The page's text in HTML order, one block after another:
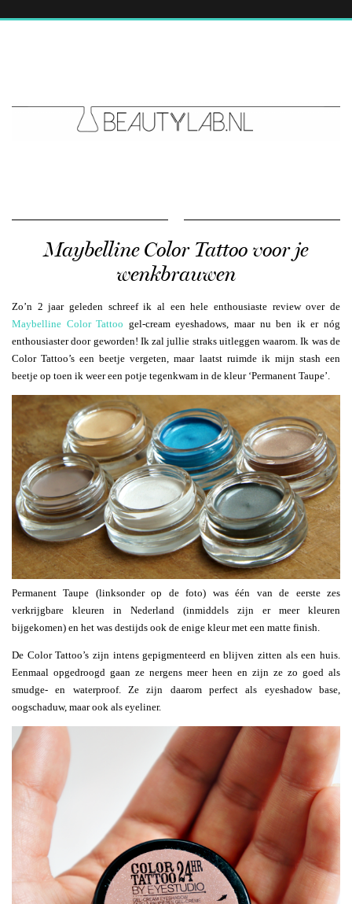
Maybelline Color Tattoo voor je
wenkbrauwen
Zo’n 2 jaar geleden schreef ik al een hele enthousiaste review over de
Maybelline Color Tattoo gel-cream eyeshadows, maar nu ben ik er nóg
enthousiaster door geworden! Ik zal jullie straks uitleggen waarom. Ik was de
Color Tattoo’s een beetje vergeten, maar laatst ruimde ik mijn stash een
beetje op toen ik weer een potje tegenkwam in de kleur ‘Permanent Taupe’.
Permanent Taupe (linksonder op de foto) was één van de eerste zes
verkrijgbare kleuren in Nederland (inmiddels zijn er meer kleuren
bijgekomen) en het was destijds ook de enige kleur met een matte finish.
De Color Tattoo’s zijn intens gepigmenteerd en blijven zitten als een huis.
Eenmaal opgedroogd gaan ze nergens meer heen en zijn ze zo goed als
smudge- en waterproof. Ze zijn daarom perfect als eyeshadow base,
oogschaduw, maar ook als eyeliner.